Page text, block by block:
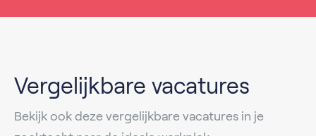
Vergelijkbare vacatures
Bekijk ook deze vergelijkbare vacatures in je